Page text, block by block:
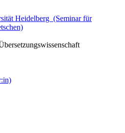
Heidelberg (Seminar für